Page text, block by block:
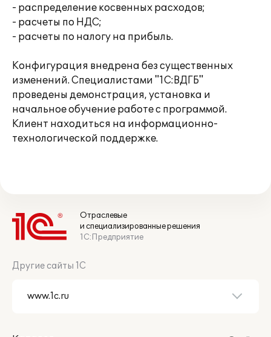
- распределение косвенных расходов;
- расчеты по НДС;
- расчеты по налогу на прибыль.
Конфигурация внедрена без существенных
изменений. Специалистами "1С:ВДГБ"
проведены демонстрация, установка и
начальное обучение работе с программой.
Клиент находиться на информационно-
технологической поддержке.
Отраслевые
и специализированные решения
1С:Предприятие
Другие сайты 1С